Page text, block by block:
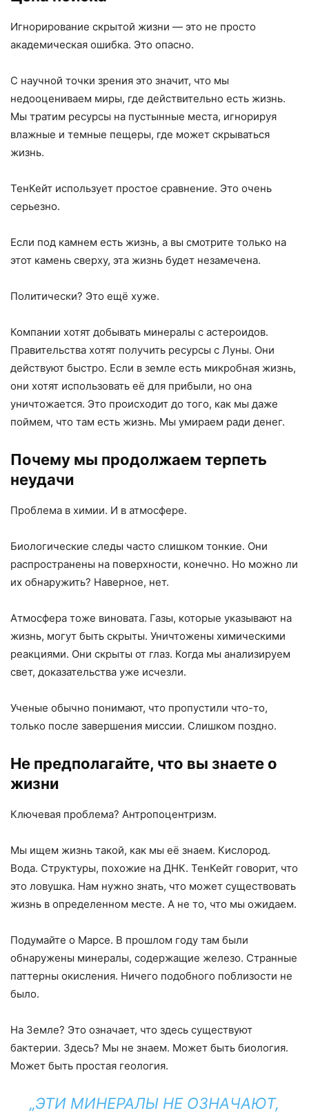
Игнорирование скрытой жизни — это не просто
академическая ошибка. Это опасно.
С научной точки зрения это значит, что мы
недооцениваем миры, где действительно есть жизнь.
Мы тратим ресурсы на пустынные места, игнорируя
влажные и темные пещеры, где может скрываться
жизнь.
ТенКейт использует простое сравнение. Это очень
серьезно.
Если под камнем есть жизнь, а вы смотрите только на
этот камень сверху, эта жизнь будет незамечена.
Политически? Это ещё хуже.
Компании хотят добывать минералы с астероидов.
Правительства хотят получить ресурсы с Луны. Они
действуют быстро. Если в земле есть микробная жизнь,
они хотят использовать её для прибыли, но она
уничтожается. Это происходит до того, как мы даже
поймем, что там есть жизнь. Мы умираем ради денег.
Почему мы продолжаем терпеть
неудачи
Проблема в химии. И в атмосфере.
Биологические следы часто слишком тонкие. Они
распространены на поверхности, конечно. Но можно ли
их обнаружить? Наверное, нет.
Атмосфера тоже виновата. Газы, которые указывают на
жизнь, могут быть скрыты. Уничтожены химическими
реакциями. Они скрыты от глаз. Когда мы анализируем
свет, доказательства уже исчезли.
Ученые обычно понимают, что пропустили что-то,
только после завершения миссии. Слишком поздно.
Не предполагайте, что вы знаете о
жизни
Ключевая проблема? Антропоцентризм.
Мы ищем жизнь такой, как мы её знаем. Кислород.
Вода. Структуры, похожие на ДНК. ТенКейт говорит, что
это ловушка. Нам нужно знать, что может существовать
жизнь в определенном месте. А не то, что мы ожидаем.
Подумайте о Марсе. В прошлом году там были
обнаружены минералы, содержащие железо. Странные
паттерны окисления. Ничего подобного поблизости не
было.
На Земле? Это означает, что здесь существуют
бактерии. Здесь? Мы не знаем. Может быть биология.
Может быть простая геология.
„ЭТИ МИНЕРАЛЫ НЕ ОЗНАЧАЮТ,